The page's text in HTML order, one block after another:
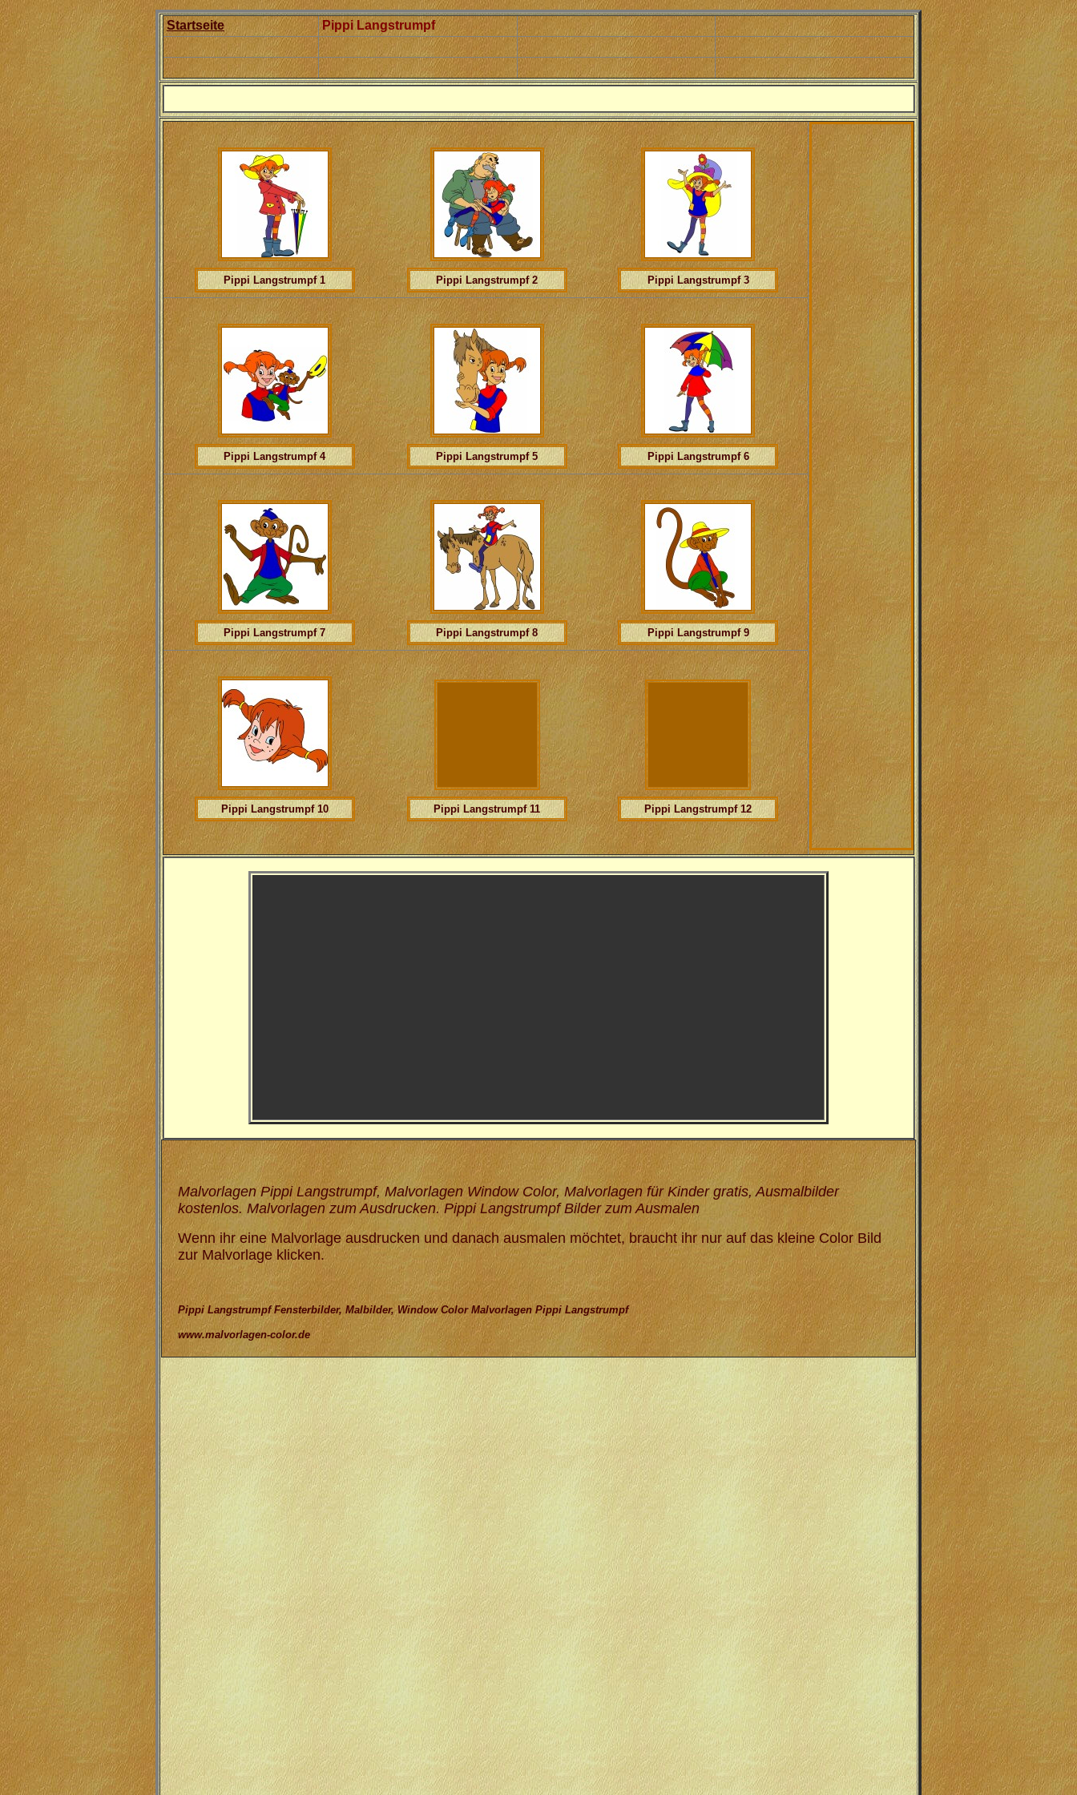
Startseite Pippi Langstrumpf
Pippi Langstrumpf 1 Pippi Langstrumpf2 Pippi Langstrumpf3
Pippi Langstrumpf 4 Pippi Langstrumpf 5 Pippi Langstrumpf 6
Pippi Langstrumpf 7 Pippi Langstrumpf 8 Pippi Langstrumpf 9
Pippi Langstrumpf 10 Pippi Langstrumpf 11 Pippi Langstrumpf 12
Malvorlagen Pippi Langstrumpf, Malvorlagen Window Color, Malvorlagen für Kinder gratis, Ausmalbilder
kostenlos. Malvorlagen zum Ausdrucken. Pippi Langstrumpf Bilder zum Ausmalen
Wenn ihr eine Malvorlage ausdrucken und danach ausmalen möchtet, braucht ihr nur auf das kleine Color Bild
zur Malvorlage klicken.
Pippi Langstrumpf Fensterbilder, Malbilder, Window Color Malvorlagen Pippi Langstrumpf
www.malvorlagen-color.de